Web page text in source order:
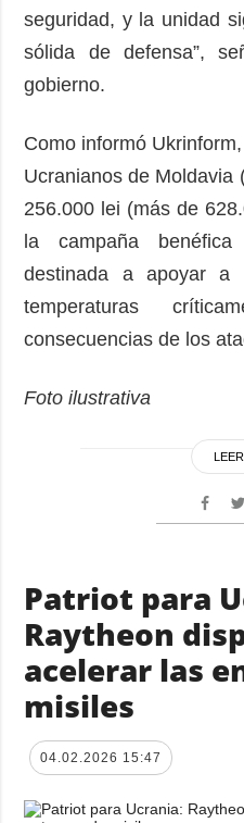
seguridad, y la unidad
sólida de defensa”,
gobierno.
Como informó
Ucranianos de Moldavia
256.000 lei (más de
la campaña benéfica
destinada a apoyar a
temperaturas
consecuencias de los
Foto ilustrativa
Patriot para
Raytheon
acelerar las
misiles
04.02.2026 15:47